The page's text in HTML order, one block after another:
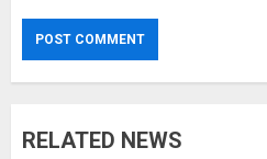
RELATED NEWS